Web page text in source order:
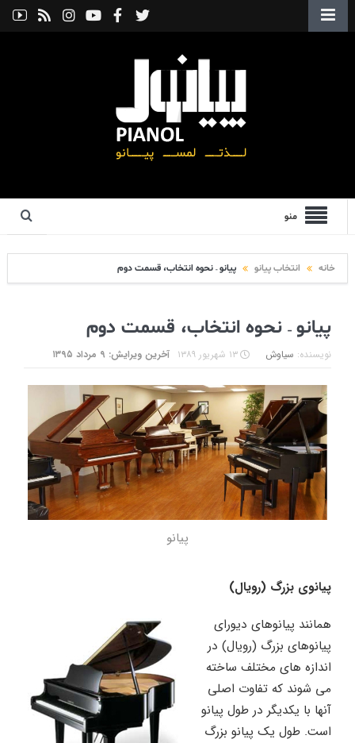
منو
خانه انتخاب پیانو پیانو – نحوه انتخاب، قسمت دوم
پیانو – نحوه انتخاب، قسمت دوم
نویسنده: سیاوش ۱۳ شهریور ۱۳۸۹ آخرین ویرایش: ۹ مرداد ۱۳۹۵
پیانو
پیانوی بزرگ (رویال)
همانند پیانوهای دیورای
پیانوهای بزرگ (رویال) در
اندازه های مختلف ساخته
می شوند که تفاوت اصلی
آنها با یکدیگر در طول پیانو
است. طول یک پیانو بزرگ